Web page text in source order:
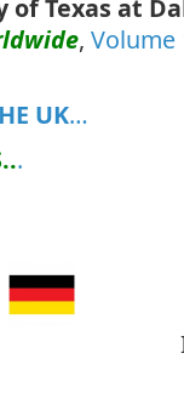
of Texas at
, Volume
UK…
.